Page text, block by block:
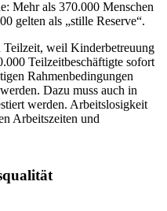
Mehr als 370.000 Menschen
gelten als „stille Reserve“.
weil Kinderbetreuung
Teilzeitbeschäftigte sofort
Rahmenbedingungen
Dazu muss auch in
werden. Arbeitslosigkeit
Arbeitszeiten und